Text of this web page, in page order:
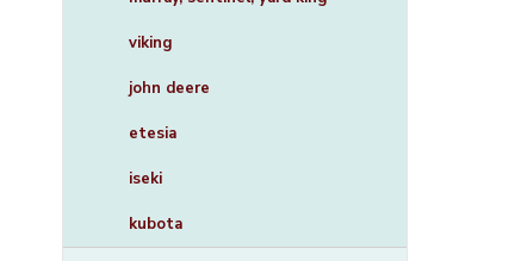
viking
john deere
etesia
iseki
kubota